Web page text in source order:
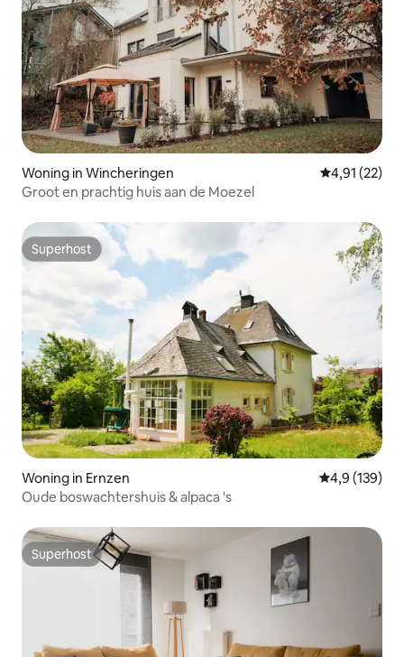
Woning in Wincheringen Gemiddelde
4,91 (22)
Groot en prachtig huis aan de Moezel
Superhost
Superhost
Woning in Ernzen Gemiddelde
4,9 (139)
Oude boswachtershuis & alpaca 's
Superhost
Superhost